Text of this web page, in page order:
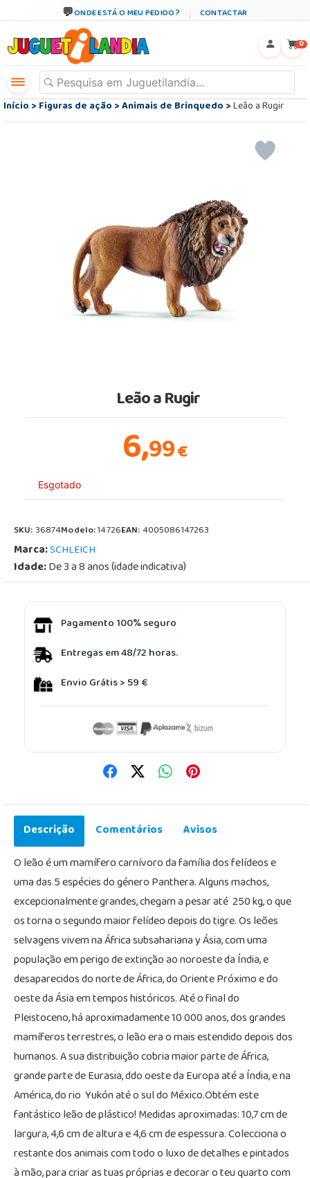
ONDE ESTÁ O MEU PEDIDO? CONTACTAR
0
Início>Figuras de ação>Animais de Brinquedo>Leão a Rugir
Leão a Rugir
6,99€
Esgotado
SKU:36874Modelo:14726EAN:4005086147263
Marca:SCHLEICH
Idade:De 3 a 8 anos (idade indicativa)
Pagamento 100% seguro
Entregas em 48/72 horas.
Envio Grátis > 59 €
Descrição Comentários
Avisos
O leão é um mamífero carnívoro da família dos felídeos e
uma das 5 espécies do género Panthera. Alguns machos,
excepcionalmente grandes, chegam a pesar até 250 kg, o que
os torna o segundo maior felídeo depois do tigre. Os leões
selvagens vivem na África subsahariana y Ásia, com uma
população em perigo de extinção ao noroeste da Índia, e
desaparecidos do norte de África, do Oriente Próximo e do
oeste da Ásia em tempos históricos. Até o final do
Pleistoceno, há aproximadamente 10 000 anos, dos grandes
mamíferos terrestres, o leão era o mais estendido depois dos
humanos. A sua distribuição cobria maior parte de África,
grande parte de Eurasia, ddo oeste da Europa até a Índia, e na
América, do rio Yukón até o sul do México.Obtém este
fantástico leão de plástico! Medidas aproximadas: 10,7 cm de
largura, 4,6 cm de altura e 4,6 cm de espessura. Colecciona o
restante dos animais com todo o luxo de detalhes e pintados